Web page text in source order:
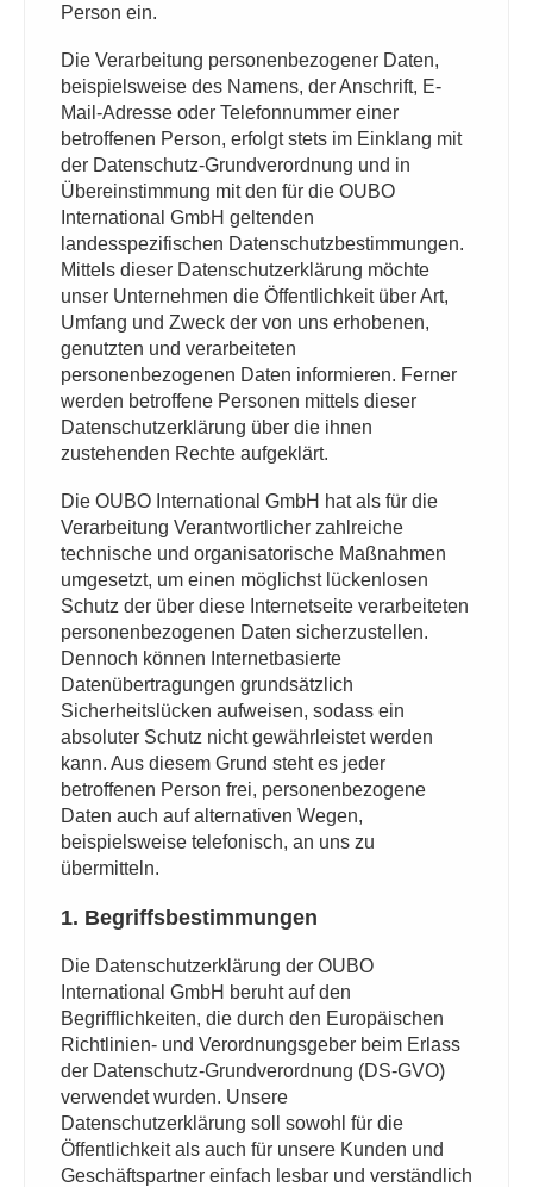
Person ein.
Die Verarbeitung personenbezogener Daten,
beispielsweise des Namens, der Anschrift, E-
Mail-Adresse oder Telefonnummer einer
betroffenen Person, erfolgt stets im Einklang mit
der Datenschutz-Grundverordnung und in
Übereinstimmung mit den für die OUBO
International GmbH geltenden
landesspezifischen Datenschutzbestimmungen.
Mittels dieser Datenschutzerklärung möchte
unser Unternehmen die Öffentlichkeit über Art,
Umfang und Zweck der von uns erhobenen,
genutzten und verarbeiteten
personenbezogenen Daten informieren. Ferner
werden betroffene Personen mittels dieser
Datenschutzerklärung über die ihnen
zustehenden Rechte aufgeklärt.
Die OUBO International GmbH hat als für die
Verarbeitung Verantwortlicher zahlreiche
technische und organisatorische Maßnahmen
umgesetzt, um einen möglichst lückenlosen
Schutz der über diese Internetseite verarbeiteten
personenbezogenen Daten sicherzustellen.
Dennoch können Internetbasierte
Datenübertragungen grundsätzlich
Sicherheitslücken aufweisen, sodass ein
absoluter Schutz nicht gewährleistet werden
kann. Aus diesem Grund steht es jeder
betroffenen Person frei, personenbezogene
Daten auch auf alternativen Wegen,
beispielsweise telefonisch, an uns zu
übermitteln.
1. Begriffsbestimmungen
Die Datenschutzerklärung der OUBO
International GmbH beruht auf den
Begrifflichkeiten, die durch den Europäischen
Richtlinien- und Verordnungsgeber beim Erlass
der Datenschutz-Grundverordnung (DS-GVO)
verwendet wurden. Unsere
Datenschutzerklärung soll sowohl für die
Öffentlichkeit als auch für unsere Kunden und
Geschäftspartner einfach lesbar und verständlich